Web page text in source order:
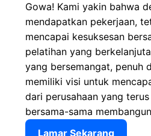
Gowa! Kami yakin bahwa
mendapatkan pekerjaan,
mencapai kesuksesan
pelatihan yang
yang bersemangat, penuh
memiliki visi untuk
dari perusahaan yang
bersama-sama
Lamar Sekarang